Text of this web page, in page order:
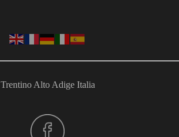
Trentino Alto Adige Italia